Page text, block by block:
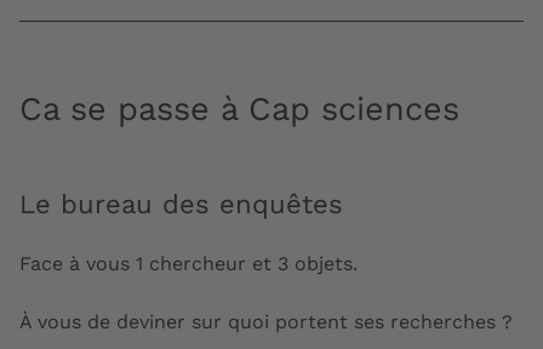
Ca se passe à Cap sciences
Le bureau des enquêtes
Face à vous 1 chercheur et 3 objets.
À vous de deviner sur quoi portent ses recherches ?